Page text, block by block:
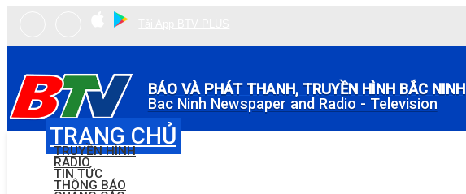
BÁO VÀ PHÁT THANH, TRUYỀN HÌNH BẮC NINH
Bac Ninh Newspaper and Radio - Television
TRANG CHỦ
TRUYỀN HÌNH
RADIO
TIN TỨC
THÔNG BÁO